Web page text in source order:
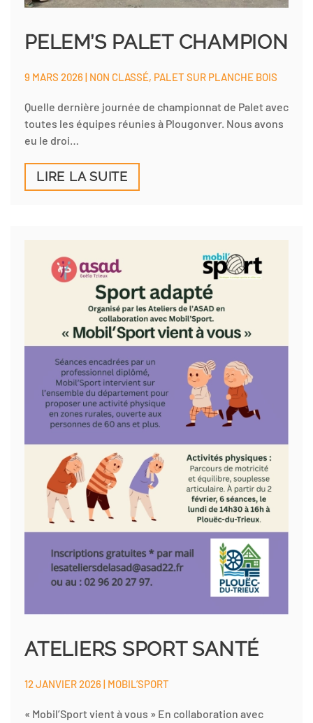
PELEM’S PALET CHAMPION
9 MARS 2026 | NON CLASSÉ, PALET SUR PLANCHE BOIS
Quelle dernière journée de championnat de Palet avec
toutes les équipes réunies à Plougonver. Nous avons
eu le droi…
LIRE LA SUITE
ATELIERS SPORT SANTÉ
12 JANVIER 2026 | MOBIL’SPORT
« Mobil’Sport vient à vous » En collaboration avec